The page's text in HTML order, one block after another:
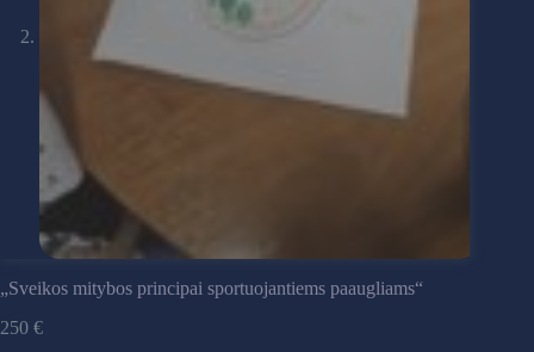
„Sveikos mitybos principai sportuojantiems paaugliams“
250 €